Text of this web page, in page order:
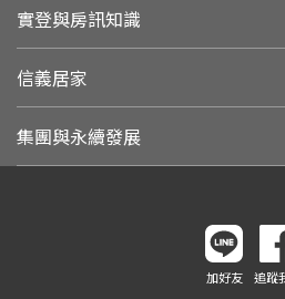
實登與房訊知識
信義居家
集團與永續發展
加好友 追蹤